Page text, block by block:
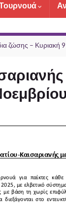
ζώσης – Κυριακή